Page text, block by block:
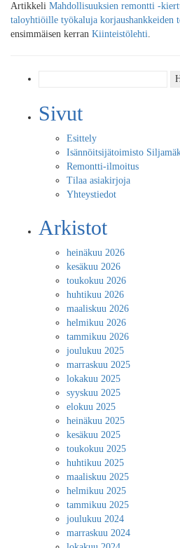
Artikkeli Mahdollisuuksien remontti -
taloyhtiöille työkaluja korjaushankkeiden
ensimmäisen kerran Kiinteistölehti.
Sivut
Esittely
Isännöitsijätoimisto
Remontti-ilmoitus
Tilaa asiakirjoja
Yhteystiedot
Arkistot
heinäkuu 2026
kesäkuu 2026
toukokuu 2026
huhtikuu 2026
maaliskuu 2026
helmikuu 2026
tammikuu 2026
joulukuu 2025
marraskuu 2025
lokakuu 2025
syyskuu 2025
elokuu 2025
heinäkuu 2025
kesäkuu 2025
toukokuu 2025
huhtikuu 2025
maaliskuu 2025
helmikuu 2025
tammikuu 2025
joulukuu 2024
marraskuu 2024